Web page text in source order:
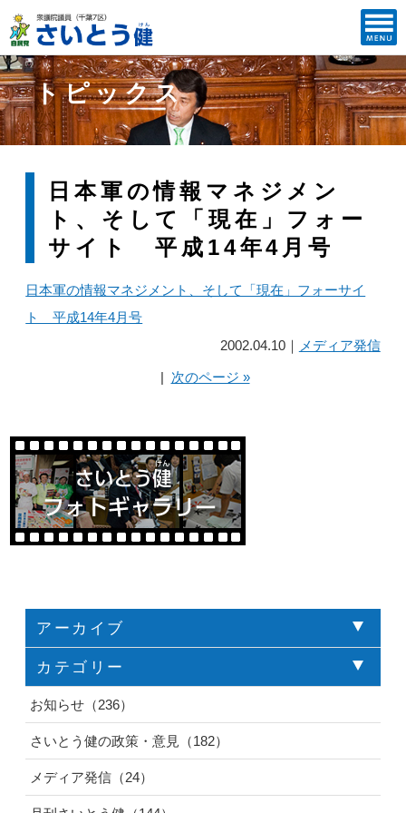
トピックス
日本軍の情報マネジメン
ト、そして「現在」フォー
サイト 平成14年4月号
日本軍の情報マネジメント、そして「現在」フォーサイ
ト 平成14年4月号
2002.04.10｜
メディア発信
| 次のページ »
アーカイブ
カテゴリー
お知らせ（236）
さいとう健の政策・意見（182）
メディア発信（24）